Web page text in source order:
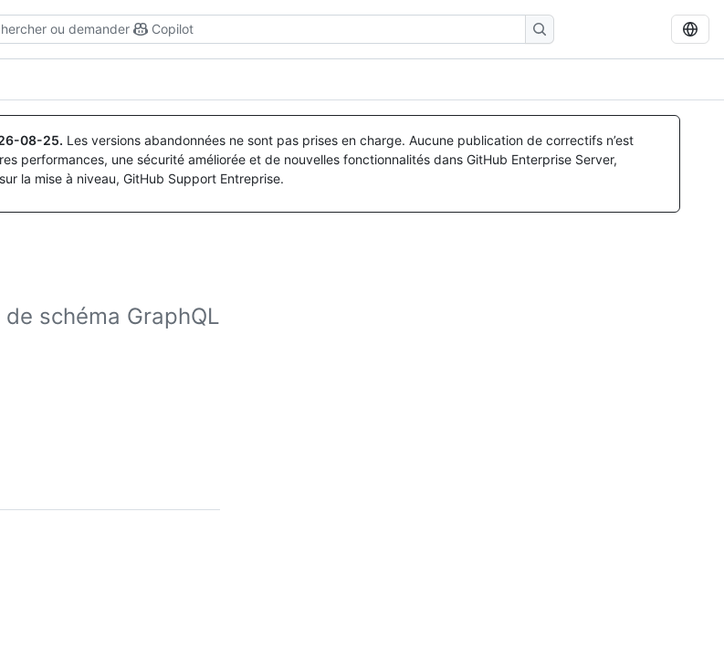
ou demander Copilot
08-25. Les versions abandonnées ne sont pas prises en charge. Aucune publication de correctifs n’est
performances, une sécurité améliorée et de nouvelles fonctionnalités dans GitHub Enterprise Server,
la mise à niveau, GitHub Support Entreprise.
schéma GraphQL